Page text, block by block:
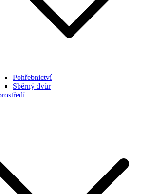
Pohřebnictví
Sběrný dvůr